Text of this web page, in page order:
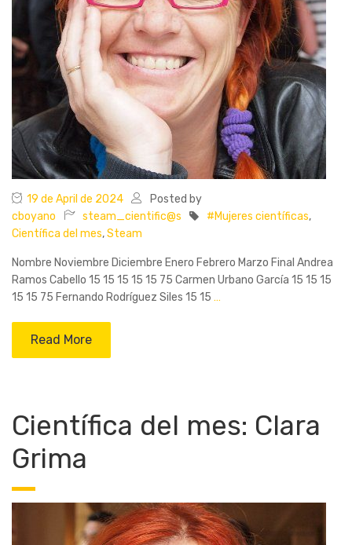
19 de April de 2024
Posted by
cboyano
steam_cientific@s #Mujeres científicas,
Científica del mes,Steam
Nombre Noviembre Diciembre Enero Febrero Marzo Final Andrea
Ramos Cabello 15 15 15 15 15 75 Carmen Urbano García 15 15 15
15 15 75 Fernando Rodríguez Siles 15 15 …
Read More
Científica del mes: Clara
Grima